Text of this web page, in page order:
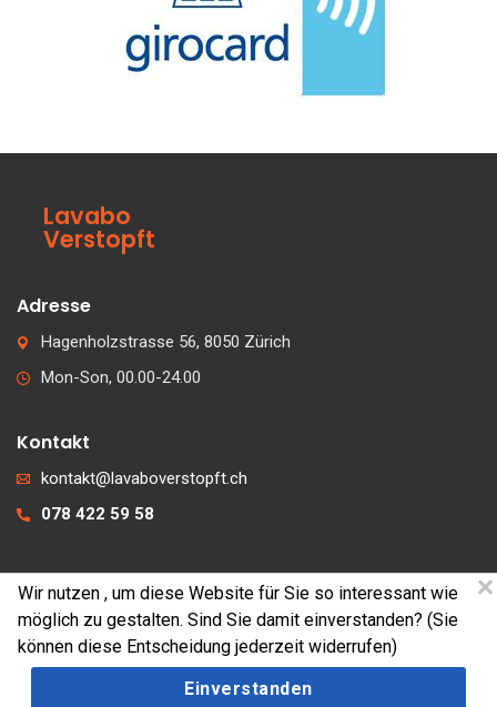
Lavabo
Verstopft
Adresse
Hagenholzstrasse 56, 8050 Zürich
Mon-Son, 00.00-24.00
Kontakt
kontakt@lavaboverstopft.ch
078 422 59 58
© 2026 lavaboverstopft.ch
Kontakt
Impressum
Cookies
Wir nutzen , um diese Website für Sie so interessant wie
möglich zu gestalten. Sind Sie damit einverstanden? (Sie
können diese Entscheidung jederzeit widerrufen)
Einverstanden